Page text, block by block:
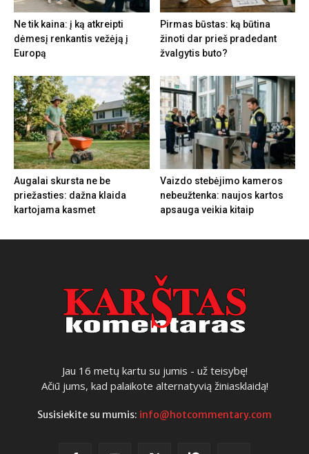
Ne tik kaina: į ką atkreipti
dėmesį renkantis vežėją į
Europą
Pirmas būstas: ką būtina
žinoti dar prieš pradedant
žvalgytis buto?
Augalai skursta ne be
priežasties: dažna klaida
kartojama kasmet
Vaizdo stebėjimo kameros
nebeužtenka: naujos kartos
apsauga veikia kitaip
Jau 16 metų kartu su jumis - už teisybę!
Ačiū jums, kad palaikote alternatyvią žiniasklaidą!
Susisiekite su mumis: info@hotcommentary.com